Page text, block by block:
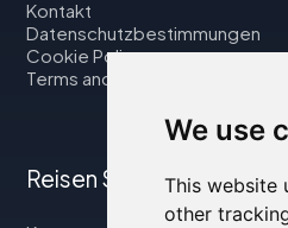
We use
This website
other
Kontakt
Datenschutzbestimmungen
Cookie Policy
Terms and Conditions
Reisen Sie mit uns